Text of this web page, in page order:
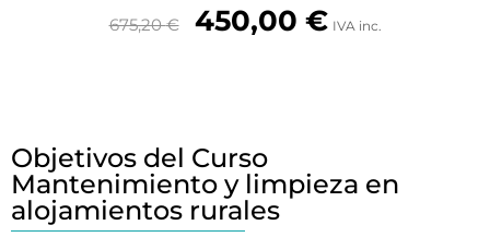
675,20€ 450,00 € IVA inc.
Objetivos del Curso
Mantenimiento y limpieza en
alojamientos rurales